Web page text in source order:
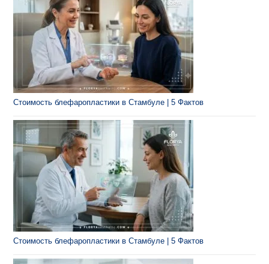
Стоимость блефаропластики в Стамбуле | 5 Фактов
Стоимость блефаропластики в Стамбуле | 5 Фактов